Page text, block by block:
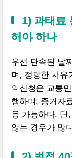
1) 과태료
해야 하나
우선 단속된 날
며, 정당한 사유
의신청은 교통
행하며, 증거자
용 가능하다. 단
않는 경우가 많